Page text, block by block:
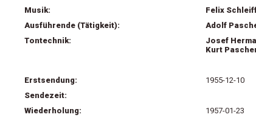
Musik:
Felix
Ausführende (Tätigkeit):
Adolf
Tontechnik:
Josef
Kurt
Erstsendung:
1955-12-10
Sendezeit:
Wiederholung:
1957-01-23